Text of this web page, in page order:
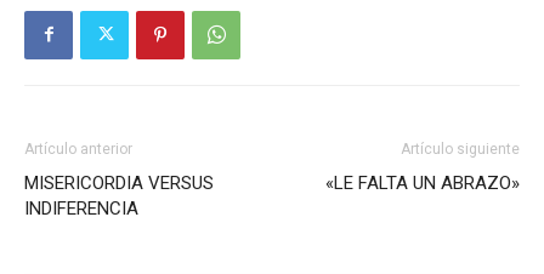
Artículo anterior
MISERICORDIA VERSUS
INDIFERENCIA
Artículo siguiente
«LE FALTA UN ABRAZO»